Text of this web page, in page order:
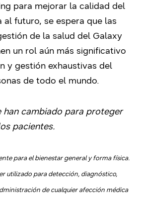
para mejorar la calidad del
al futuro, se espera que las
de la salud del Galaxy
un rol aún más significativo
y gestión exhaustivas del
de todo el mundo.
han cambiado para proteger
pacientes.
para el bienestar general y forma física.
utilizado para detección, diagnóstico,
de cualquier afección médica